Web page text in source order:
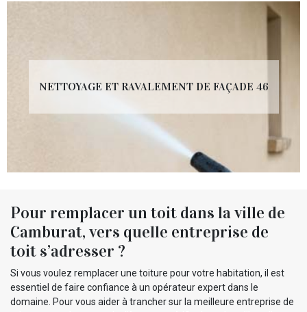
NETTOYAGE ET RAVALEMENT DE FAÇADE 46
Pour remplacer un toit dans la ville de
Camburat, vers quelle entreprise de
toit s’adresser ?
Si vous voulez remplacer une toiture pour votre habitation, il est
essentiel de faire confiance à un opérateur expert dans le
domaine. Pour vous aider à trancher sur la meilleure entreprise de